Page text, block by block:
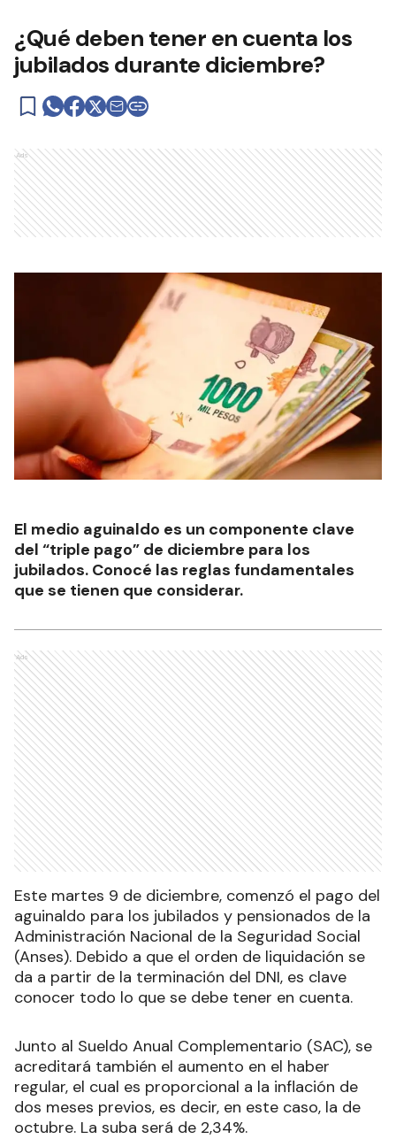
¿Qué deben tener en cuenta los
jubilados durante diciembre?
Ads
El medio aguinaldo es un componente clave
del “triple pago” de diciembre para los
jubilados. Conocé las reglas fundamentales
que se tienen que considerar.
Ads
Este martes 9 de diciembre, comenzó el pago del
aguinaldo para los jubilados y pensionados de la
Administración Nacional de la Seguridad Social
(Anses). Debido a que el orden de liquidación se
da a partir de la terminación del DNI, es clave
conocer todo lo que se debe tener en cuenta.
Junto al Sueldo Anual Complementario (SAC), se
acreditará también el aumento en el haber
regular, el cual es proporcional a la inflación de
dos meses previos, es decir, en este caso, la de
octubre. La suba será de 2,34%.